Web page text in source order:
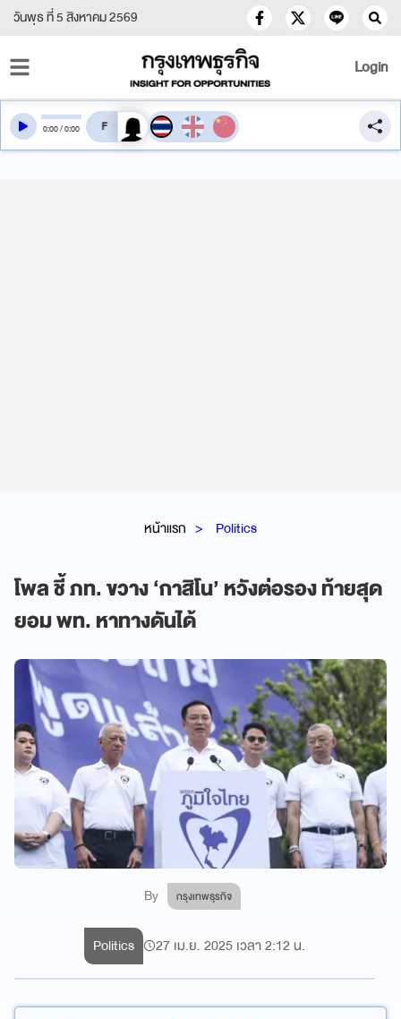
วันพุธ ที่ 5 สิงหาคม 2569
Login
หน้าแรก Politics
โพล ชี้ ภท. ขวาง ‘กาสิโน’ หวังต่อรอง ท้ายสุด
ยอม พท. หาทางดันได้
By กรุงเทพธุรกิจ
0:00/0:00 สลับเสียงอ่าน
Politics 27 เม.ย. 2025 เวลา 2:12 น.